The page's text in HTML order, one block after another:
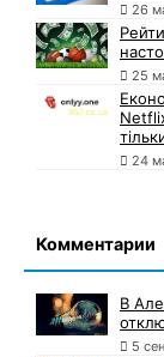
26
25
24
Комментарии
В
5